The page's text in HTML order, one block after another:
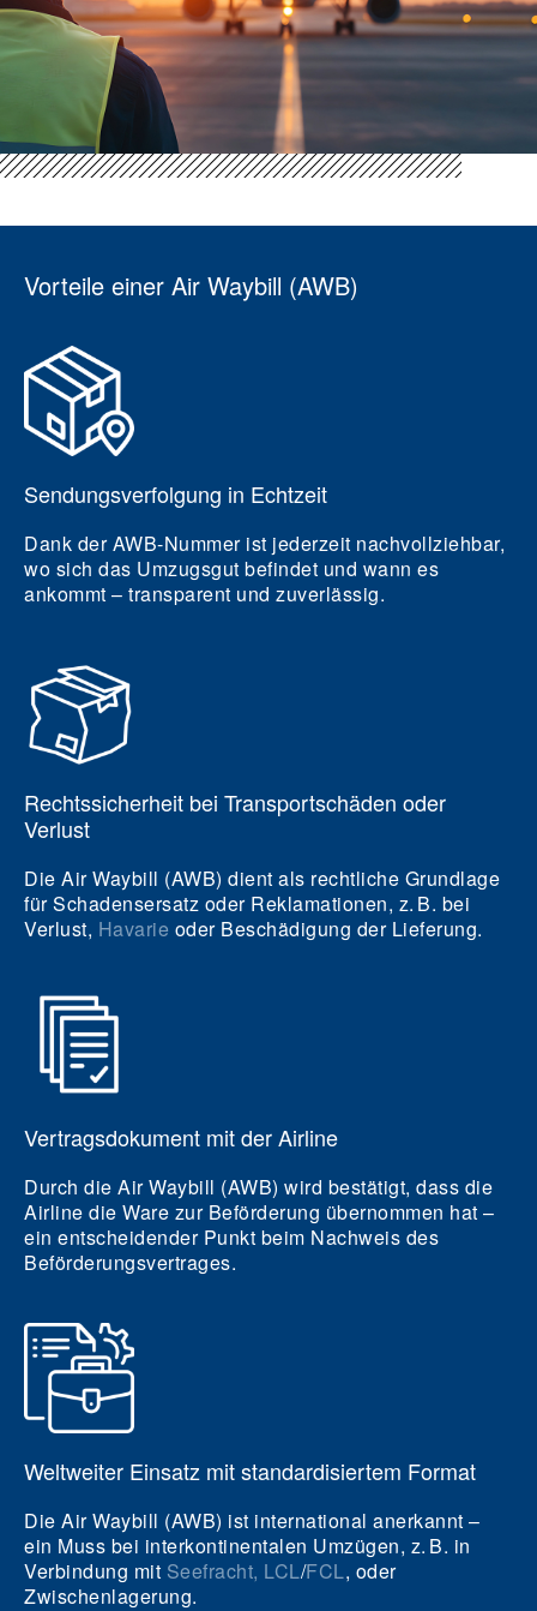
Vorteile einer Air Waybill (AWB)
Sendungsverfolgung in Echtzeit
Dank der AWB-Nummer ist jederzeit nachvollziehbar,
wo sich das Umzugsgut befindet und wann es
ankommt – transparent und zuverlässig.
Rechtssicherheit bei Transportschäden oder
Verlust
Die Air Waybill (AWB) dient als rechtliche Grundlage
für Schadensersatz oder Reklamationen, z. B. bei
Verlust, Havarie oder Beschädigung der Lieferung.
Vertragsdokument mit der Airline
Durch die Air Waybill (AWB) wird bestätigt, dass die
Airline die Ware zur Beförderung übernommen hat –
ein entscheidender Punkt beim Nachweis des
Beförderungsvertrages.
Weltweiter Einsatz mit standardisiertem Format
Die Air Waybill (AWB) ist international anerkannt –
ein Muss bei interkontinentalen Umzügen, z. B. in
Verbindung mit Seefracht, LCL/FCL, oder
Zwischenlagerung.